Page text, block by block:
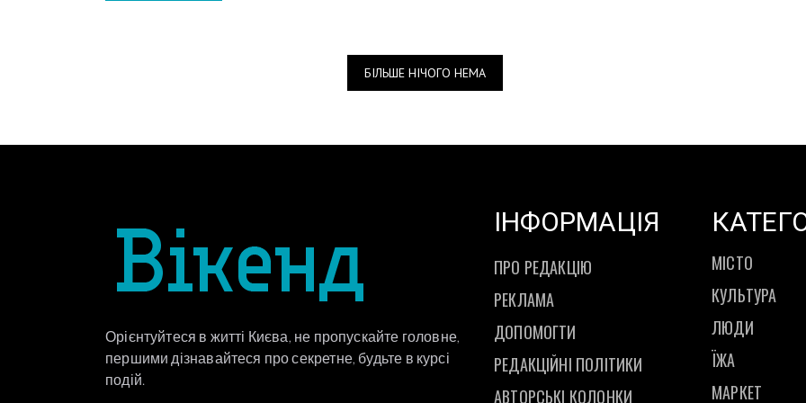
БІЛЬШЕ НІЧОГО НЕМА
Орієнтуйтеся в житті Києва, не пропускайте головне,
першими дізнавайтеся про секретне, будьте в курсі
подій.
ІНФОРМАЦІЯ
ПРО РЕДАКЦІЮ
РЕКЛАМА
ДОПОМОГТИ
РЕДАКЦІЙНІ ПОЛІТИКИ
АВТОРСЬКІ КОЛОНКИ
МІСТО
КУЛЬТУРА
ЛЮДИ
ЇЖА
МАРКЕТ